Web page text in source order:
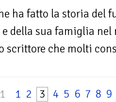
ha fatto la storia del
e della sua famiglia
scrittore che molti
1 2 3 4 5 6 7 8 9